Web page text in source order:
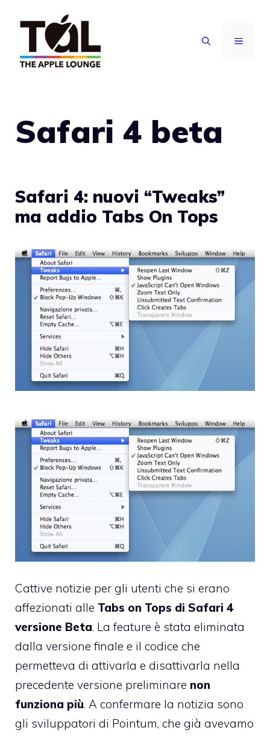
contenuto
MENU
Safari 4 beta
Safari 4: nuovi “Tweaks”
ma addio Tabs On Tops
Cattive notizie per gli utenti che si erano
affezionati alle Tabs on Tops di Safari 4
versione Beta. La feature è stata eliminata
dalla versione finale e il codice che
permetteva di attivarla e disattivarla nella
precedente versione preliminare non
funziona più. A confermare la notizia sono
gli sviluppatori di Pointum, che già avevamo